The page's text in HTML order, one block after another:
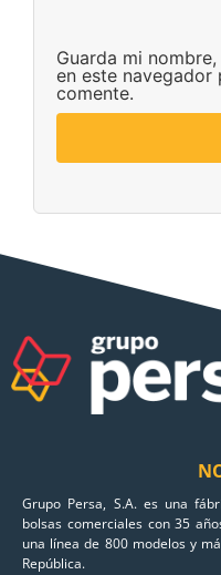
Guarda mi
en este navegador
comente.
Grupo Persa, S.A. es una
bolsas comerciales con 35
una línea de 800 modelos y
República.